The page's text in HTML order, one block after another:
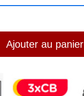
Ajouter au panier